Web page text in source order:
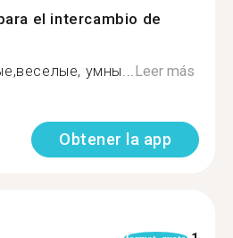
el intercambio de
умны...Leer más
Obtener la app